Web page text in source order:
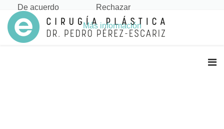
De acuerdo Rechazar
Más información